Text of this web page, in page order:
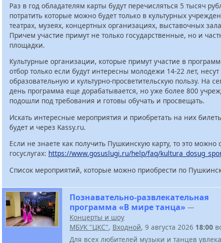
Раз в год обладателям карты будут перечисляться 5 тысяч
потратить которые можно будет только в культурных
театрах, музеях, концертных организациях, выставочных
Причем участие примут не только государственные, но и
площадки.
Культурные организации, которые примут участие в
отбор только если будут интересны молодежи 14-22 лет,
образовательную и культурно-просветительскую пользу. На
день программа еще дорабатывается, но уже более 800
подошли под требования и готовы обучать и просвещать.
Искать интересные мероприятия и приобретать на них
будет и через Kassy.ru.
Если не знаете как получить Пушкинскую карту, то это можно
госуслугах: https://www.gosuslugi.ru/help/faq/
Список мероприятий, которые можно приобрести по
Познавательно-развлекательная
программа «В мире танца» —
Концерты и шоу
МБУК "ЦКС", Входной, 9 августа 2026 18:00
Для всех любителей музыки и танцев